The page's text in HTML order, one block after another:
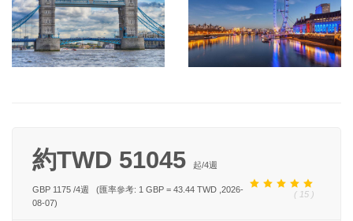
約TWD 51045 起/4週
GBP 1175 /4週 ( 15 )
(匯率參考: 1 GBP = 43.44 TWD ,2026-
08-07)